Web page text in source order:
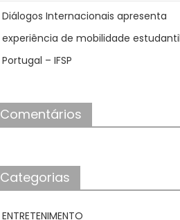
Diálogos Internacionais apresenta
experiência de mobilidade
Portugal – IFSP
Comentários
Categorias
ENTRETENIMENTO